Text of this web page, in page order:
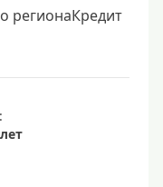
регионаКредит